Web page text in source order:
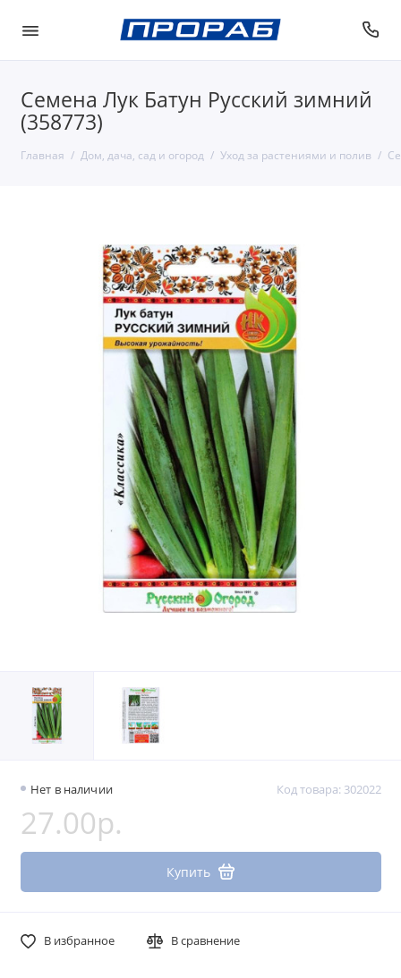
Семена Лук Батун Русский зимний
(358773)
Главная Дом, дача, сад и огород Уход за растениями и полив
Нет в наличии Код товара: 302022
27.00р.
Купить
В избранное В сравнение